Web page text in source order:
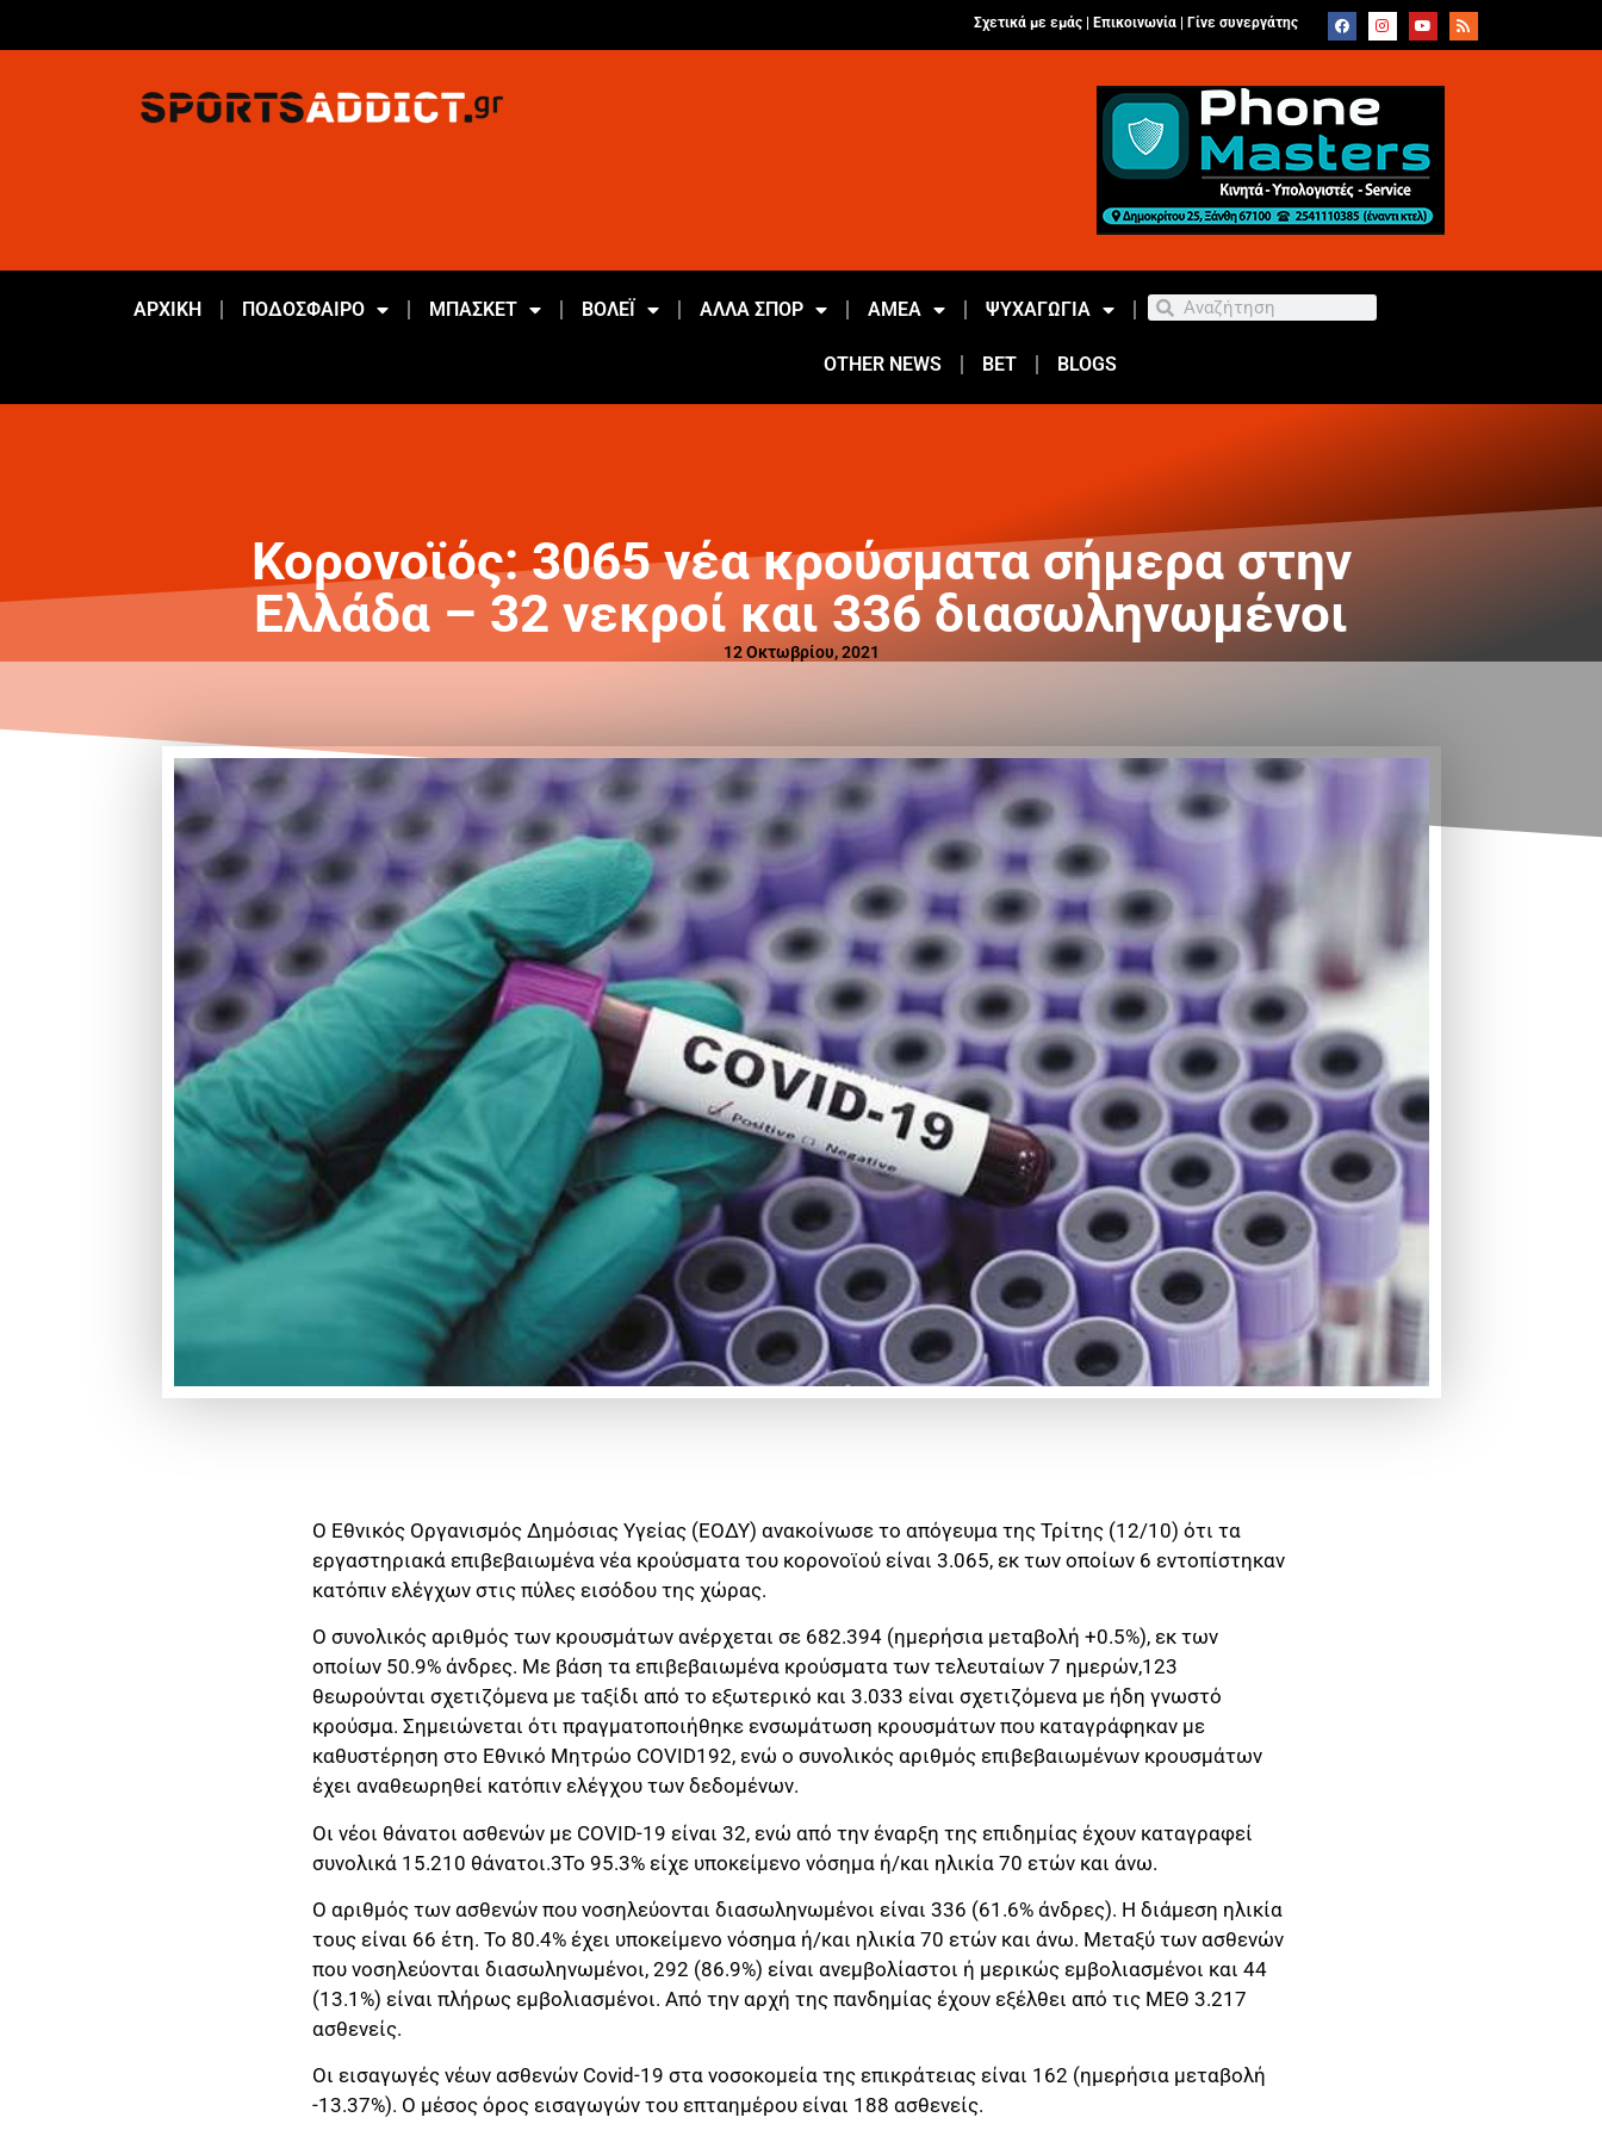
Σχετικά με εμάς | Επικοινωνία Γίνε συνεργάτης
ΑΡΧΙΚΗ ΠΟΔΟΣΦΑΙΡΟ ΜΠΑΣΚΕΤ ΒΟΛΕΪ ΑΛΛΑ ΣΠΟΡ ΑΜΕΑ ΨΥΧΑΓΩΓΙΑ
OTHER NEWS BET BLOGS
Κορονοϊός: 3065 νέα κρούσματα σήμερα στην
Ελλάδα – 32 νεκροί και 336 διασωληνωμένοι
12 Οκτωβρίου, 2021
Ο Εθνικός Οργανισμός Δημόσιας Υγείας (ΕΟΔΥ) ανακοίνωσε το απόγευμα της Τρίτης (12/10) ότι τα
εργαστηριακά επιβεβαιωμένα νέα κρούσματα του κορονοϊού είναι 3.065, εκ των οποίων 6 εντοπίστηκαν
κατόπιν ελέγχων στις πύλες εισόδου της χώρας.
Ο συνολικός αριθμός των κρουσμάτων ανέρχεται σε 682.394 (ημερήσια μεταβολή +0.5%), εκ των
οποίων 50.9% άνδρες. Με βάση τα επιβεβαιωμένα κρούσματα των τελευταίων 7 ημερών,123
θεωρούνται σχετιζόμενα με ταξίδι από το εξωτερικό και 3.033 είναι σχετιζόμενα με ήδη γνωστό
κρούσμα. Σημειώνεται ότι πραγματοποιήθηκε ενσωμάτωση κρουσμάτων που καταγράφηκαν με
καθυστέρηση στο Εθνικό Μητρώο COVID192, ενώ ο συνολικός αριθμός επιβεβαιωμένων κρουσμάτων
έχει αναθεωρηθεί κατόπιν ελέγχου των δεδομένων.
Οι νέοι θάνατοι ασθενών με COVID-19 είναι 32, ενώ από την έναρξη της επιδημίας έχουν καταγραφεί
συνολικά 15.210 θάνατοι.3Το 95.3% είχε υποκείμενο νόσημα ή/και ηλικία 70 ετών και άνω.
Ο αριθμός των ασθενών που νοσηλεύονται διασωληνωμένοι είναι 336 (61.6% άνδρες). Η διάμεση ηλικία
τους είναι 66 έτη. To 80.4% έχει υποκείμενο νόσημα ή/και ηλικία 70 ετών και άνω. Μεταξύ των ασθενών
που νοσηλεύονται διασωληνωμένοι, 292 (86.9%) είναι ανεμβολίαστοι ή μερικώς εμβολιασμένοι και 44
(13.1%) είναι πλήρως εμβολιασμένοι. Από την αρχή της πανδημίας έχουν εξέλθει από τις ΜΕΘ 3.217
ασθενείς.
Οι εισαγωγές νέων ασθενών Covid-19 στα νοσοκομεία της επικράτειας είναι 162 (ημερήσια μεταβολή
-13.37%). Ο μέσος όρος εισαγωγών του επταημέρου είναι 188 ασθενείς.